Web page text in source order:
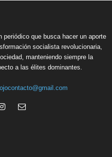
que busca hacer un aporte
socialista revolucionaria,
manteniendo siempre la
a las élites dominantes.